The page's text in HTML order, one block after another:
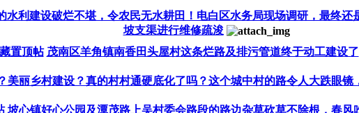
水利建设破烂不堪，令农民无水耕田！电白区水务局现场调研，最终还
坡支渠进行维修疏浚
置顶帖 茂南区羊角镇南香田头屋村这条烂路及排污管道终于动工建设了
美丽乡村建设？真的村村通硬底化了吗？这个城中村的路令人大跌眼镜
坡心镇好心公园及潭茂路上吴村委会路段的路边杂草砍草不除根，春风